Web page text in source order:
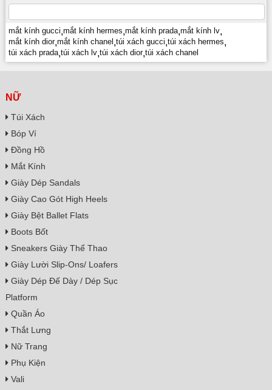
mắt kính gucci,mắt kính hermes,mắt kính prada,mắt kính lv,
mắt kính dior,mắt kính chanel ,túi xách gucci,túi xách hermes,
túi xách prada,túi xách lv,túi xách dior,túi xách chanel
NỮ
Túi Xách
Bóp Ví
Đồng Hồ
Mắt Kính
Giày Dép Sandals
Giày Cao Gót High Heels
Giày Bệt Ballet Flats
Boots Bốt
Sneakers Giày Thể Thao
Giày Lười Slip-Ons/ Loafers
Giày Dép Đế Dày / Dép Sục
Platform
Quần Áo
Thắt Lưng
Nữ Trang
Phụ Kiện
Vali